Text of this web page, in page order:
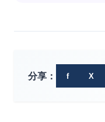
分享： f X